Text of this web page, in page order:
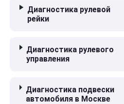
Диагностика рулевой
рейки
Диагностика рулевого
управления
Диагностика подвески
автомобиля в Москве